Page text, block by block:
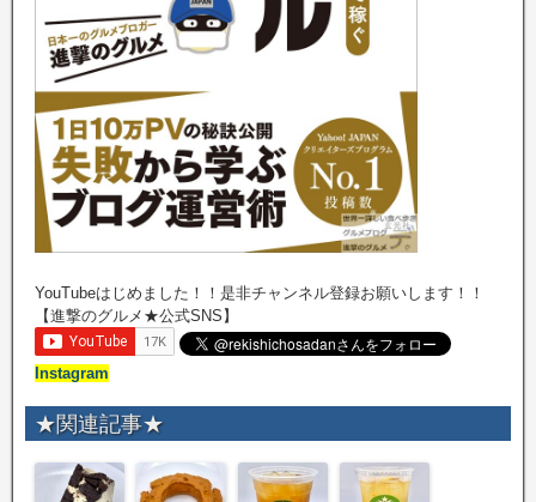
YouTubeはじめました！！是非チャンネル登録お願いします！！
【進撃のグルメ★公式SNS】
Instagram
★関連記事★